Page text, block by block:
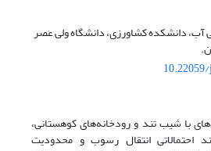
آب، دانشکده کشاورزی، دانشگاه ولی عصر
با شیب تند و رودخانه‌های کوهستانی،
احتمالاتی انتقال رسوب و محدودیت